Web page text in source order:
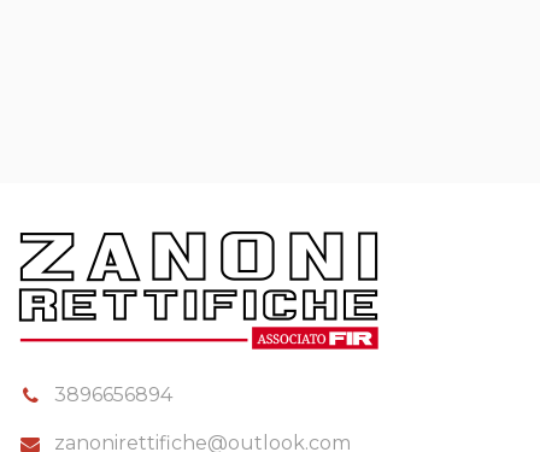
3896656894
zanonirettifiche@outlook.com